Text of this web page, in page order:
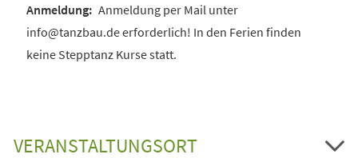
Anmeldung per Mail unter
info@tanzbau.de erforderlich! In den Ferien finden
keine Stepptanz Kurse statt.
VERANSTALTUNGSORT